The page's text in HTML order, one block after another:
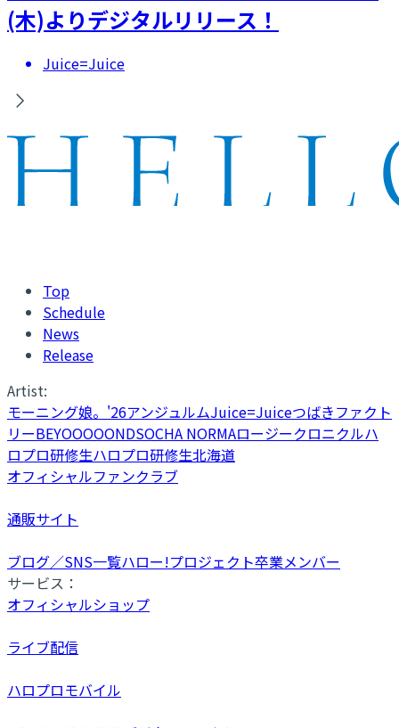
(木)よりデジタルリリース！
Juice=Juice
Top
Schedule
News
Release
Artist:
モーニング娘。'26アンジュルムJuice=Juiceつばきファクト
リーBEYOOOOONDSOCHA NORMAロージークロニクルハ
ロプロ研修生ハロプロ研修生北海道
オフィシャルファンクラブ
通販サイト
ブログ／SNS一覧ハロー!プロジェクト卒業メンバー
サービス：
オフィシャルショップ
ライブ配信
ハロプロモバイル